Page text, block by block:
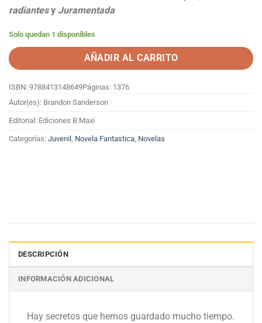
radiantesy Juramentada
Solo quedan 1 disponibles
AÑADIR AL CARRITO
ISBN: 9788413148649Páginas: 1376
Autor(es): Brandon Sanderson
Editorial: Ediciones B Maxi
Categorías: Juvenil , Novela Fantastica, Novelas
DESCRIPCIÓN
INFORMACIÓN ADICIONAL
Hay secretos que hemos guardado mucho tiempo.